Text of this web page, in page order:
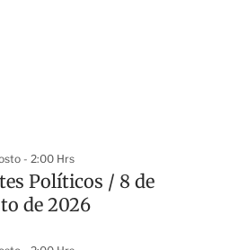
- 2:00 Hrs
Políticos / 8 de
de 2026